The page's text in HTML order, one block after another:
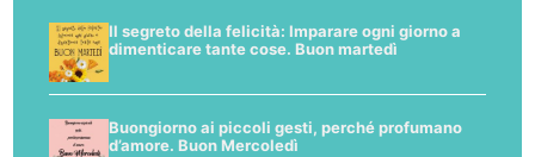
Il segreto della felicità: Imparare ogni giorno a
dimenticare tante cose. Buon martedì
Buongiorno ai piccoli gesti, perché profumano
d’amore. Buon Mercoledì